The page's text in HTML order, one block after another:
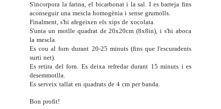
S'incorpora la farina, el bicarbonat i la sal. I es barreja fins
aconseguir una mescla homogènia i sense grumolls.
Finalment, s'hi afegeixen els xips de xocolata.
S'unta un motlle quadrat de 20x20cm (8x8in), i s'hi aboca
la mescla.
Es cou al forn durant 20-25 minuts (fins que l'escuradents
surti net).
Es retira del forn. Es deixa refredar durant 15 minuts i es
desemmotlla.
Es serveix tallat en quadrats de 4 cm per banda.
Bon profit!